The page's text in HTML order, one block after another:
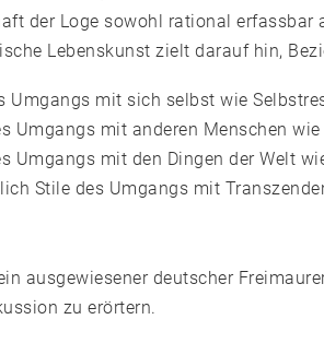
der Loge sowohl rational
Lebenskunst zielt darauf hin,
Umgangs mit sich selbst wie
Umgangs mit anderen Menschen
Umgangs mit den Dingen der Welt
Stile des Umgangs mit
ausgewiesener deutscher
zu erörtern.